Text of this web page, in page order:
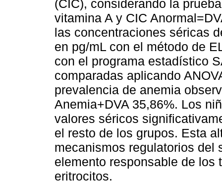
(CIC), considerando la
vitamina A y CIC
las concentraciones séricas
en pg/mL con el método de
con el programa estadístico
comparadas aplicando
prevalencia de anemia
Anemia+DVA 35,86%. Los
valores séricos
el resto de los grupos. Esta
mecanismos regulatorios del
elemento responsable de los
eritrocitos.